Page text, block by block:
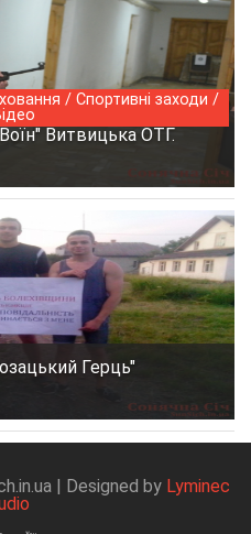
/ Спортивні заходи /
Витвицька ОТГ.
Герць"
| Designed by Lyminec